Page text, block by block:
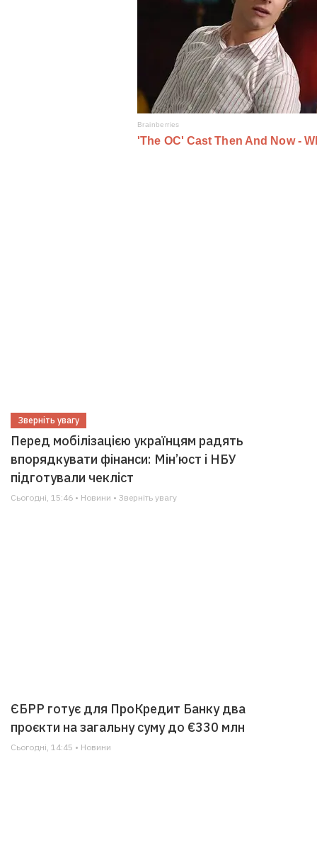
Зверніть увагу
Перед мобілізацією українцям радять
впорядкувати фінанси: Мін’юст і НБУ
підготували чекліст
Сьогодні, 15:46 • Новини • Зверніть увагу
ЄБРР готує для ПроКредит Банку два
проєкти на загальну суму до €330 млн
Сьогодні, 14:45 • Новини